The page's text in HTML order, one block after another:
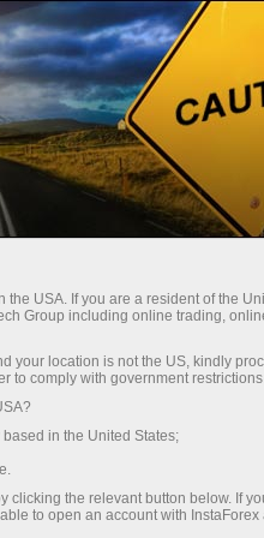
वास्तविक
स्प्रेड्स और
ट्रेडिंग के लिए
USA. If you are a resident of the
Group including online trading,
your location is not the US, kindly
to comply with government
in the United States;
clicking the relevant button below. If
to open an account with InstaForex